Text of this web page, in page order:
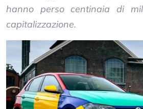
hanno perso centinaia di
capitalizzazione.